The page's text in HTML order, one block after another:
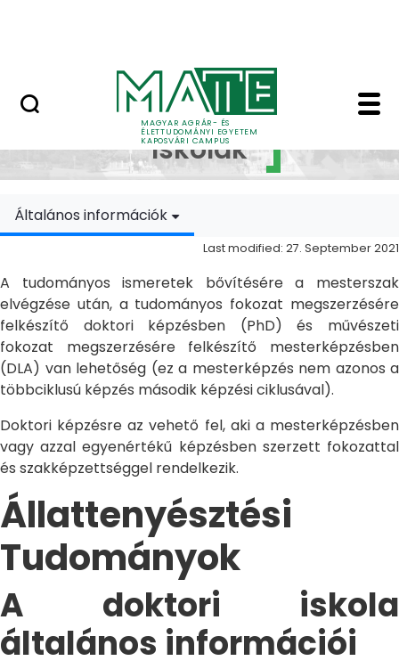
MAGYAR AGRÁR- ÉS
ÉLETTUDOMÁNYI EGYETEM
KAPOSVÁRI CAMPUS
Doktori Iskolák -
Doktori
Iskolák
Általános információk
Last modified: 27. September 2021
A tudományos ismeretek bővítésére a mesterszak
elvégzése után, a tudományos fokozat megszerzésére
felkészítő doktori képzésben (PhD) és művészeti
fokozat megszerzésére felkészítő mesterképzésben
(DLA) van lehetőség (ez a mesterképzés nem azonos a
többciklusú képzés második képzési ciklusával).
Doktori képzésre az vehető fel, aki a mesterképzésben
vagy azzal egyenértékű képzésben szerzett fokozattal
és szakképzettséggel rendelkezik.
Állattenyésztési
Tudományok
A doktori iskola
általános információi